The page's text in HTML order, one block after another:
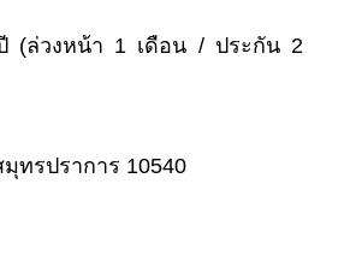
(ล่วงหน้า 1 เดือน / ประกัน 2
ทรปราการ 10540